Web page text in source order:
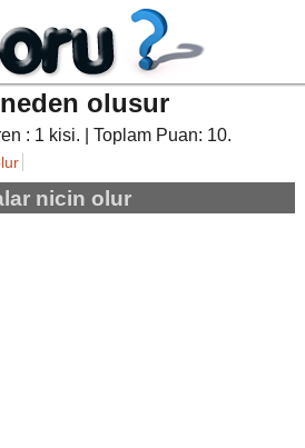
olusur
: 1 kisi. | Toplam Puan: 10.
nicin olur